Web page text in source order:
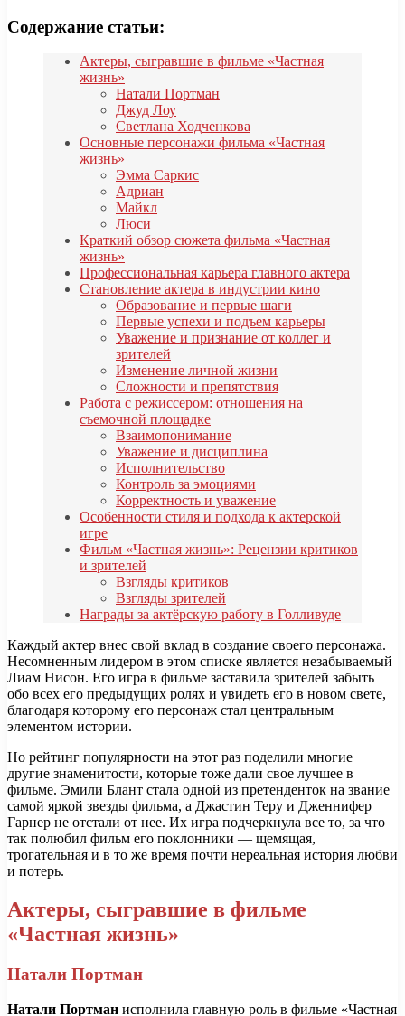
Содержание статьи:
Актеры, сыгравшие в фильме «Частная
жизнь»
Натали Портман
Джуд Лоу
Светлана Ходченкова
Основные персонажи фильма «Частная
жизнь»
Эмма Саркис
Адриан
Майкл
Люси
Краткий обзор сюжета фильма «Частная
жизнь»
Профессиональная карьера главного актера
Становление актера в индустрии кино
Образование и первые шаги
Первые успехи и подъем карьеры
Уважение и признание от коллег и
зрителей
Изменение личной жизни
Сложности и препятствия
Работа с режиссером: отношения на
съемочной площадке
Взаимопонимание
Уважение и дисциплина
Исполнительство
Контроль за эмоциями
Корректность и уважение
Особенности стиля и подхода к актерской
игре
Фильм «Частная жизнь»: Рецензии критиков
и зрителей
Взгляды критиков
Взгляды зрителей
Награды за актёрскую работу в Голливуде
Каждый актер внес свой вклад в создание своего персонажа.
Несомненным лидером в этом списке является незабываемый
Лиам Нисон. Его игра в фильме заставила зрителей забыть
обо всех его предыдущих ролях и увидеть его в новом свете,
благодаря которому его персонаж стал центральным
элементом истории.
Но рейтинг популярности на этот раз поделили многие
другие знаменитости, которые тоже дали свое лучшее в
фильме. Эмили Блант стала одной из претенденток на звание
самой яркой звезды фильма, а Джастин Теру и Дженнифер
Гарнер не отстали от нее. Их игра подчеркнула все то, за что
так полюбил фильм его поклонники — щемящая,
трогательная и в то же время почти нереальная история любви
и потерь.
Актеры, сыгравшие в фильме
«Частная жизнь»
Натали Портман
Натали Портман исполнила главную роль в фильме «Частная